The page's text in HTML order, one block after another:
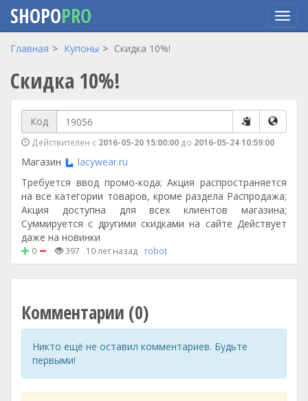
Перейти
основному
содержанию
SHOPOPRO
Главная Купоны Скидка 10%!
Скидка 10%!
Код
Действителен с 2016-05-20 15:00:00 до 2016-05-24 10:59:00
Магазин
lacywear.ru
Требуется ввод промо-кода; Акция распространяется
на все категории товаров, кроме раздела Распродажа;
Акция доступна для всех клиентов магазина;
Суммируется с другими скидками на сайте Действует
даже на новинки
0 397 10 лет назад robot
Комментарии (0)
Никто ещё не оставил комментариев. Будьте
первыми!